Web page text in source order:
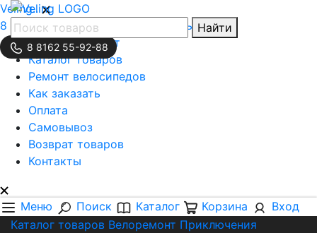
Veling..
8 (8162) 55-92-88
Обратная связь
Личный кабинет
Каталог товаров
Ремонт велосипедов
Как заказать
Оплата
Самовывоз
Возврат товаров
Контакты
Меню Поиск Каталог Корзина Вход
Найти
8 8162 55-92-88
Каталог товаров Велоремонт Приключения